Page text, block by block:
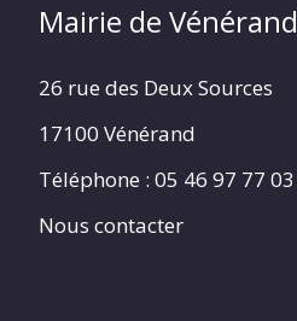
Mairie de Vénérand
26 rue des Deux Sources
17100 Vénérand
Téléphone : 05 46 97 77 03
Nous contacter